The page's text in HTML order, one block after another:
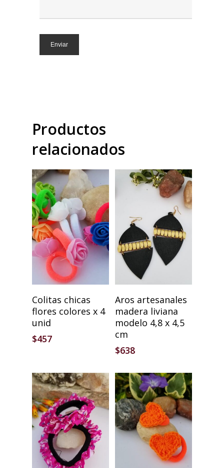
Productos
relacionados
Añadir Al Carrito
Colitas chicas
flores colores x 4
unid
$457
Añadir Al Carrito
Aros artesanales
madera liviana
modelo 4,8 x 4,5
cm
$638